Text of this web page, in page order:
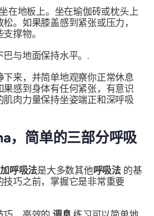
在地板上。坐在瑜伽砖或枕头上
。如果膝盖感到紧张或压力，
撑物。
与地面保持水平。.
来，并简单地观察你正常休息
感到身体有任何紧张，有意识
肉力量保持坐姿端正和深呼吸
，简单的三部分呼吸
呼吸法是大多数其他呼吸法 的基
巧之前，掌握它是非常重要